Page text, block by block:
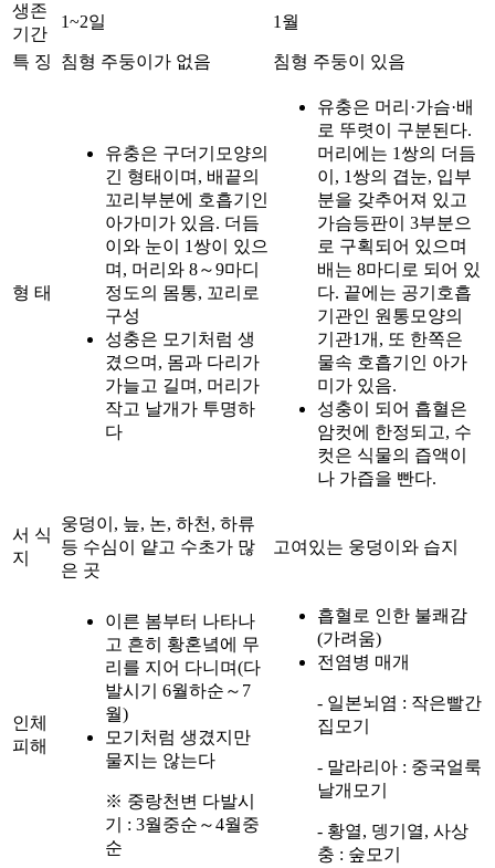
생존
기간
1~2일 1월
특 징 침형 주둥이가 없음 침형 주둥이 있음
형 태
유충은 구더기모양의
긴 형태이며, 배끝의
꼬리부분에 호흡기인
아가미가 있음. 더듬
이와 눈이 1쌍이 있으
며, 머리와 8～9마디
정도의 몸통, 꼬리로
구성
성충은 모기처럼 생
겼으며, 몸과 다리가
가늘고 길며, 머리가
작고 날개가 투명하
다
유충은 머리·가슴·배
로 뚜렷이 구분된다.
머리에는 1쌍의 더듬
이, 1쌍의 겹눈, 입부
분을 갖추어져 있고
가슴등판이 3부분으
로 구획되어 있으며
배는 8마디로 되어 있
다. 끝에는 공기호흡
기관인 원통모양의
기관1개, 또 한쪽은
물속 호흡기인 아가
미가 있음.
성충이 되어 흡혈은
암컷에 한정되고, 수
컷은 식물의 즙액이
나 가즙을 빤다.
서 식
지
웅덩이, 늪, 논, 하천, 하류
등 수심이 얕고 수초가 많
은 곳
고여있는 웅덩이와 습지
인체
피해
이른 봄부터 나타나
고 흔히 황혼녘에 무
리를 지어 다니며(다
발시기 6월하순～7
월)
모기처럼 생겼지만
물지는 않는다
※ 중랑천변 다발시
기 : 3월중순～4월중
순
흡혈로 인한 불쾌감
(가려움)
전염병 매개
- 일본뇌염 : 작은빨간
집모기
- 말라리아 : 중국얼룩
날개모기
- 황열, 뎅기열, 사상
충 : 숲모기